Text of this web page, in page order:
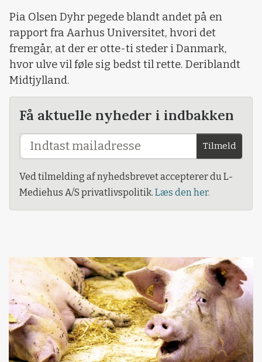
Pia Olsen Dyhr pegede blandt andet på en
rapport fra Aarhus Universitet, hvori det
fremgår, at der er otte-ti steder i Danmark,
hvor ulve vil føle sig bedst til rette. Deriblandt
Midtjylland.
Få aktuelle nyheder i indbakken
Tilmeld
Ved tilmelding af nyhedsbrevet accepterer du L-
Mediehus A/S privatlivspolitik. Læs den her.